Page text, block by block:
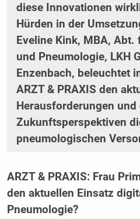
diese Innovationen
Hürden in der
Eveline Kink, MBA,
und Pneumologie, LKH
Enzenbach, beleuchtet
ARZT & PRAXIS den
Herausforderungen und
Zukunftsperspektiven
pneumologischen
ARZT & PRAXIS: Frau
den aktuellen Einsatz
Pneumologie?